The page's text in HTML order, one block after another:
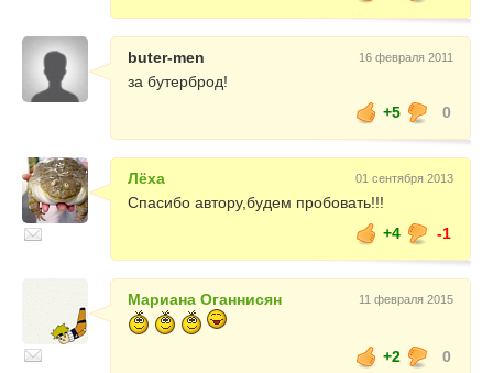
buter-men 16 февраля 2011
за бутерброд!
+5
0
Лёха 01 сентября 2013
Спасибо автору,будем пробовать!!!
+4
-1
Мариана Оганнисян 11 февраля 2015
+2 0